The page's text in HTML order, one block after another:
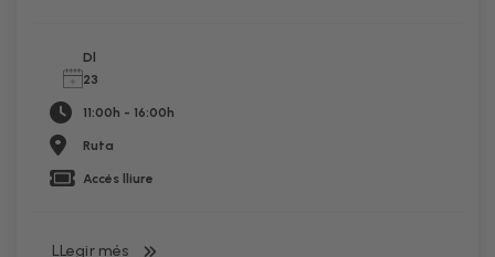
Dl
23
11:00h - 16:00h
Ruta
Accés lliure
LLegir més